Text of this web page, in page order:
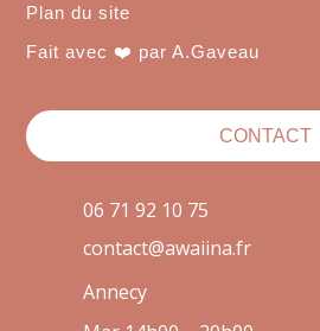
Plan du site
Fait avec ❤️ par A.Gaveau
CONTACT
06 71 92 10 75
contact@awaiina.fr
Annecy